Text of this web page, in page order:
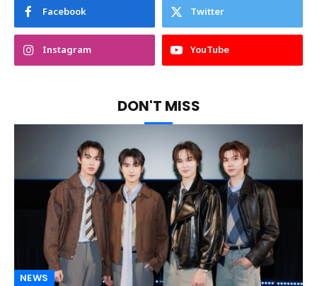
Facebook Twitter
Instagram YouTube
DON'T MISS
NEWS